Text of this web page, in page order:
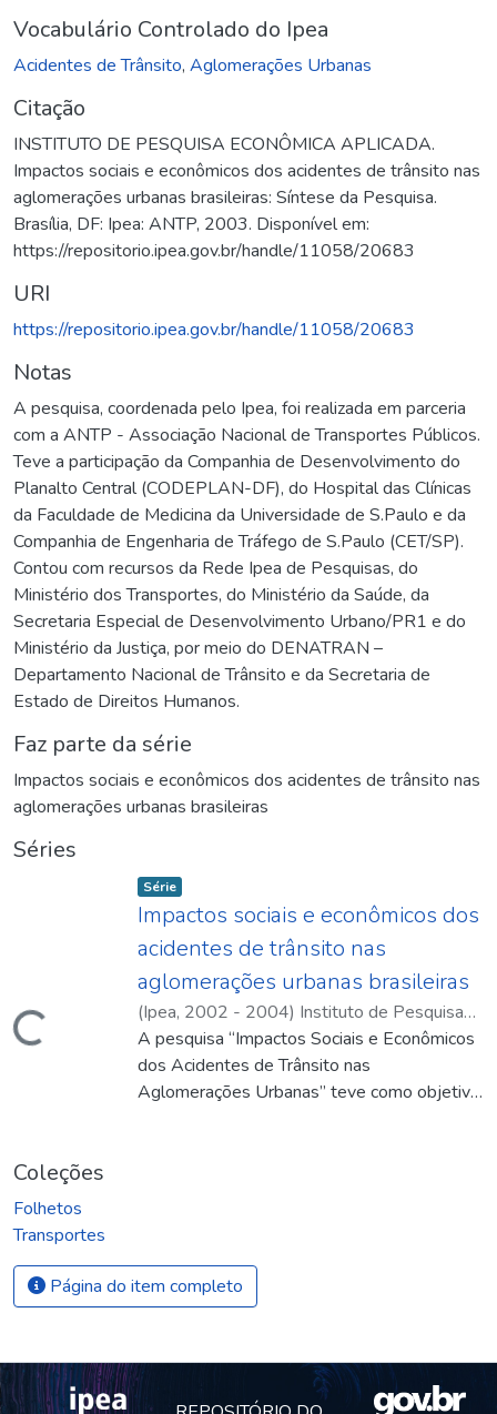
Vocabulário Controlado do Ipea
Acidentes de Trânsito, Aglomerações Urbanas
Citação
INSTITUTO DE PESQUISA ECONÔMICA APLICADA.
Impactos sociais e econômicos dos acidentes de trânsito nas
aglomerações urbanas brasileiras: Síntese da Pesquisa.
Brasília, DF: Ipea: ANTP, 2003. Disponível em:
https://repositorio.ipea.gov.br/handle/11058/20683
URI
https://repositorio.ipea.gov.br/handle/11058/20683
Notas
A pesquisa, coordenada pelo Ipea, foi realizada em parceria
com a ANTP - Associação Nacional de Transportes Públicos.
Teve a participação da Companhia de Desenvolvimento do
Planalto Central (CODEPLAN-DF), do Hospital das Clínicas
da Faculdade de Medicina da Universidade de S.Paulo e da
Companhia de Engenharia de Tráfego de S.Paulo (CET/SP).
Contou com recursos da Rede Ipea de Pesquisas, do
Ministério dos Transportes, do Ministério da Saúde, da
Secretaria Especial de Desenvolvimento Urbano/PR1 e do
Ministério da Justiça, por meio do DENATRAN –
Departamento Nacional de Trânsito e da Secretaria de
Estado de Direitos Humanos.
Faz parte da série
Impactos sociais e econômicos dos acidentes de trânsito nas
aglomerações urbanas brasileiras
Séries
Item type:
Série ,
Impactos sociais e econômicos dos
acidentes de trânsito nas
aglomerações urbanas brasileiras
(Ipea, 2002 - 2004) Instituto de Pesquisa
Econômica Aplicada;Associação Nacional de
Transportes Públicos
A pesquisa “Impactos Sociais e Econômicos
dos Acidentes de Trânsito nas
Aglomerações Urbanas” teve como objetivo
urbana, envolvendo veículos (colisões,
atropelamentos, etc.) e os acidentes sem
pedestres nas calçadas e vias públicas).
Coleções
Folhetos
Transportes
Página do item completo